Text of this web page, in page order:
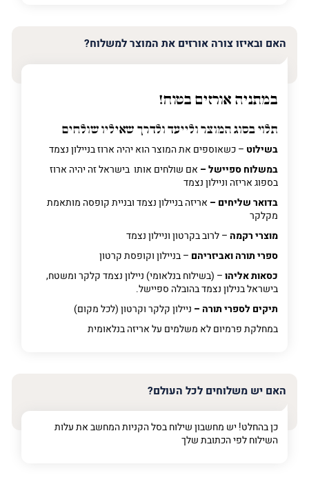
האם ובאיזו צורה אורזים את המוצר למשלוח?
במתניה אורזים בטוח!
תלוי בסוג המוצר ולייעד ולדרך שאיליו שולחים
בשילוט – כשאוספים את המוצר הוא יהיה ארוז בניילון נצמד
במשלוח ספיישל – אם שולחים אותו בישראל זה יהיה ארוז
בספוג אריזה וניילון נצמד
בדואר שליחים – אריזה בניילון נצמד ובניית קופסה מותאמת
מקלקר
מוצרי רקמה – לרוב בקרטון וניילון נצמד
ספרי תורה ואביזריהם – בניילון וקופסת קרטון
כסאות אליהו– (בשילוח בנלאומי) ניילון נצמד קלקר ומשטח,
בישראל בנילון נצמד בהובלה ספיישל.
תיקים לספרי תורה – ניילון קלקר וקרטון (לכל מקום)
במחלקת פרמיוםלא משלמים על אריזה בנלאומית
האם יש משלוחים לכל העולם?
כן בהחלט! יש מחשבון שילוח בסל הקניות המחשב את עלות
השילוח לפי הכתובת שלך